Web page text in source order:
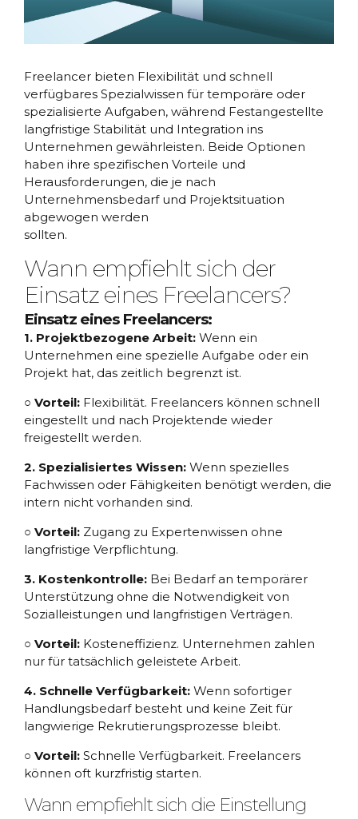
Freelancer bieten Flexibilität und schnell
verfügbares Spezialwissen für temporäre oder
spezialisierte Aufgaben, während Festangestellte
langfristige Stabilität und Integration ins
Unternehmen gewährleisten. Beide Optionen
haben ihre spezifischen Vorteile und
Herausforderungen, die je nach
Unternehmensbedarf und Projektsituation
abgewogen werden
sollten.
Wann empfiehlt sich der
Einsatz eines Freelancers?
Einsatz eines Freelancers:
1. Projektbezogene Arbeit: Wenn ein
Unternehmen eine spezielle Aufgabe oder ein
Projekt hat, das zeitlich begrenzt ist.
○ Vorteil: Flexibilität. Freelancers können schnell
eingestellt und nach Projektende wieder
freigestellt werden.
2. Spezialisiertes Wissen: Wenn spezielles
Fachwissen oder Fähigkeiten benötigt werden, die
intern nicht vorhanden sind.
○ Vorteil: Zugang zu Expertenwissen ohne
langfristige Verpflichtung.
3. Kostenkontrolle: Bei Bedarf an temporärer
Unterstützung ohne die Notwendigkeit von
Sozialleistungen und langfristigen Verträgen.
○ Vorteil: Kosteneffizienz. Unternehmen zahlen
nur für tatsächlich geleistete Arbeit.
4. Schnelle Verfügbarkeit: Wenn sofortiger
Handlungsbedarf besteht und keine Zeit für
langwierige Rekrutierungsprozesse bleibt.
○ Vorteil: Schnelle Verfügbarkeit. Freelancers
können oft kurzfristig starten.
Wann empfiehlt sich die Einstellung